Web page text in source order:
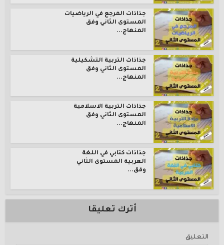
جذاذات المرجع في الرياضيات
المستوى الثاني وفق
المنهاج...
جذاذات التربية التشكيلية
المستوى الثاني وفق
المنهاج...
جذاذات التربية الاسلامية
المستوى الثاني وفق
المنهاج...
جذاذات كتابي في اللغة
العربية المستوى الثاني
وفق...
أترك تعليقا
التعليق